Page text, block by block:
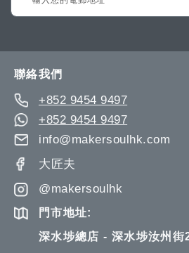
Up
聯絡我們
+852 9454 9497
+852 9454 9497
info@makersoulhk.com
大匠夫
@makersoulhk
門市地址:
深水埗總店 - 深水埗汝州